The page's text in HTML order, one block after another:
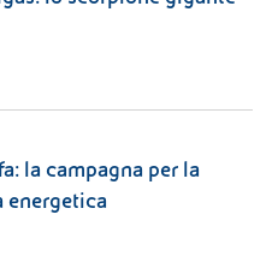
la campagna per la
energetica